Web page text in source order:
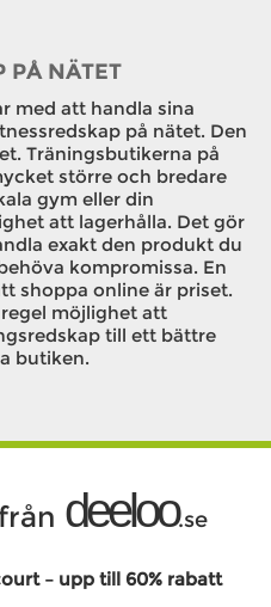
PÅ NÄTET
med att handla sina
på nätet. Den
Träningsbutikerna på
större och bredare
gym eller din
att lagerhålla. Det gör
exakt den produkt du
kompromissa. En
shoppa online är priset.
möjlighet att
till ett bättre
butiken.
deeloo.se
– upp till 60% rabatt